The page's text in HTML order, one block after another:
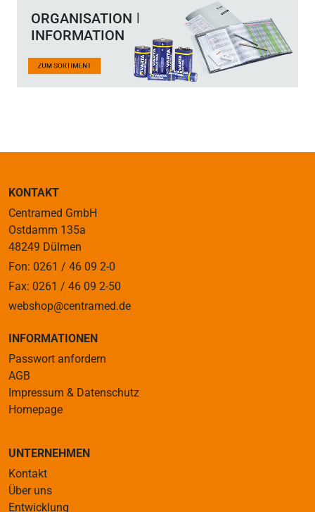
ORGANISATION ǀ
INFORMATION
KONTAKT
Centramed GmbH
Ostdamm 135a
48249 Dülmen
Fon: 0261 / 46 09 2-0
Fax: 0261 / 46 09 2-50
webshop@centramed.de
INFORMATIONEN
Passwort anfordern
AGB
Impressum & Datenschutz
Homepage
UNTERNEHMEN
Kontakt
Über uns
Entwicklung